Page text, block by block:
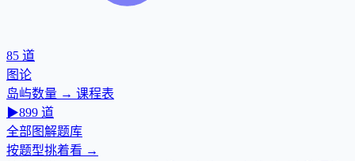
85 道
图论
岛屿数量 → 课程表
▶899 道
全部图解题库
按题型挑着看 →